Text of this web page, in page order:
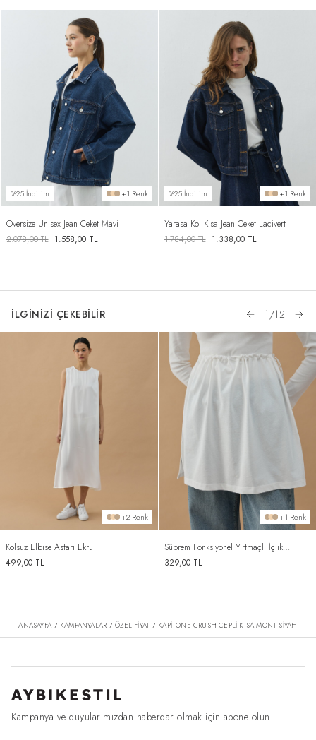
%25 İndirim +1 Renk
Oversize Unisex Jean Ceket Mavi
2.078,00TL 1.558,00TL
%25 İndirim +1 Renk
Yarasa Kol Kısa Jean Ceket Lacivert
1.784,00TL 1.338,00TL
İLGİNİZİ ÇEKEBİLİR 1 /12
+2 Renk
Kolsuz Elbise Astarı Ekru
499,00 TL
+1 Renk
Süprem Fonksiyonel Yırtmaçlı İçlik
Etek Ekru
329,00TL
ANASAYFA / KAMPANYALAR / ÖZEL FİYAT / KAPITONE CRUSH CEPLI KISA MONT SIYAH
Kampanya ve duyularımızdan haberdar olmak için abone olun.